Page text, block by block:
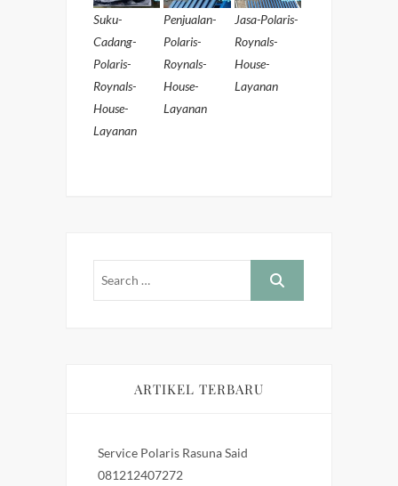
Suku-
Cadang-
Polaris-
Roynals-
House-
Layanan
Penjualan-
Polaris-
Roynals-
House-
Layanan
Jasa-Polaris-
Roynals-
House-
Layanan
ARTIKEL TERBARU
Service Polaris Rasuna Said
081212407272